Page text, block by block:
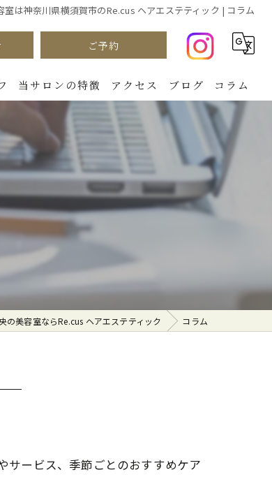
室は神奈川県横須賀市のRe.cus ヘアエステティック | コラム
ご予約
当サロンの特徴
カラー
パーマ
カット
ダメージケア
トリートメント
アクセス ブログ コラム
の美容室ならRe.cus ヘアエステティック コラム
サービス、季節ごとのおすすめケア